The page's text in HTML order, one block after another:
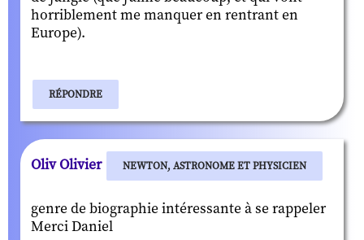
horriblement me manquer en rentrant en
Europe).
RÉPONDRE
Oliv Olivier NEWTON, ASTRONOME ET PHYSICIEN
genre de biographie intéressante à se rappeler
Merci Daniel